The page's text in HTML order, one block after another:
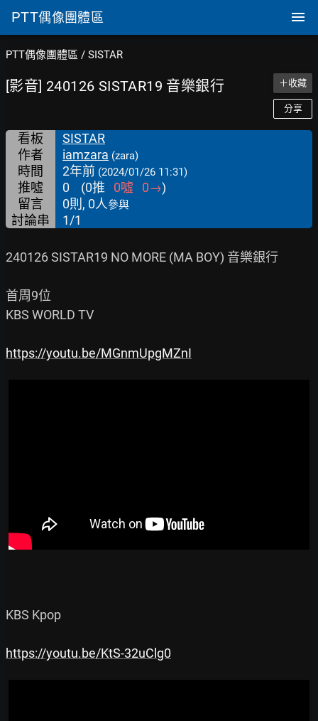
PTT偶像團體區
PTT偶像團體區 / SISTAR
[影音] 240126 SISTAR19 音樂銀行 ＋收藏
分享
看板
SISTAR
作者
iamzara (zara)
時間 2年前 (2024/01/26 11:31)
推噓 0 (0推 0噓 0→)
留言
0則, 0人參與
討論串 1/1
240126 SISTAR19 NO MORE (MA BOY) 音樂銀行
首周9位
KBS WORLD TV
https://youtu.be/MGnmUpgMZnI
KBS Kpop
https://youtu.be/KtS-32uClg0